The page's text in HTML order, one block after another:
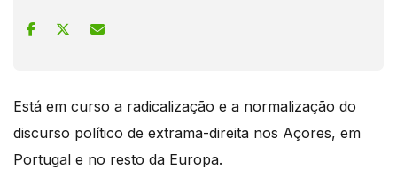
Está em curso a radicalização e a normalização do
discurso político de extrama-direita nos Açores, em
Portugal e no resto da Europa.